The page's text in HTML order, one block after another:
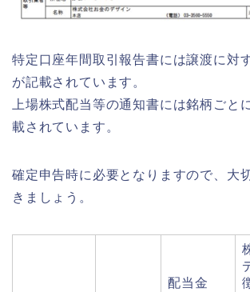
特定口座年間取引報告書には譲渡に対
が記載されています。
上場株式配当等の通知書には銘柄ごと
載されています。
確定申告時に必要となりますので、大
きましょう。
配当金